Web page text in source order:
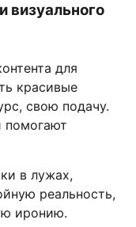
визуального
для
красивые
свою подачу.
помогают
в лужах,
реальность,
иронию.